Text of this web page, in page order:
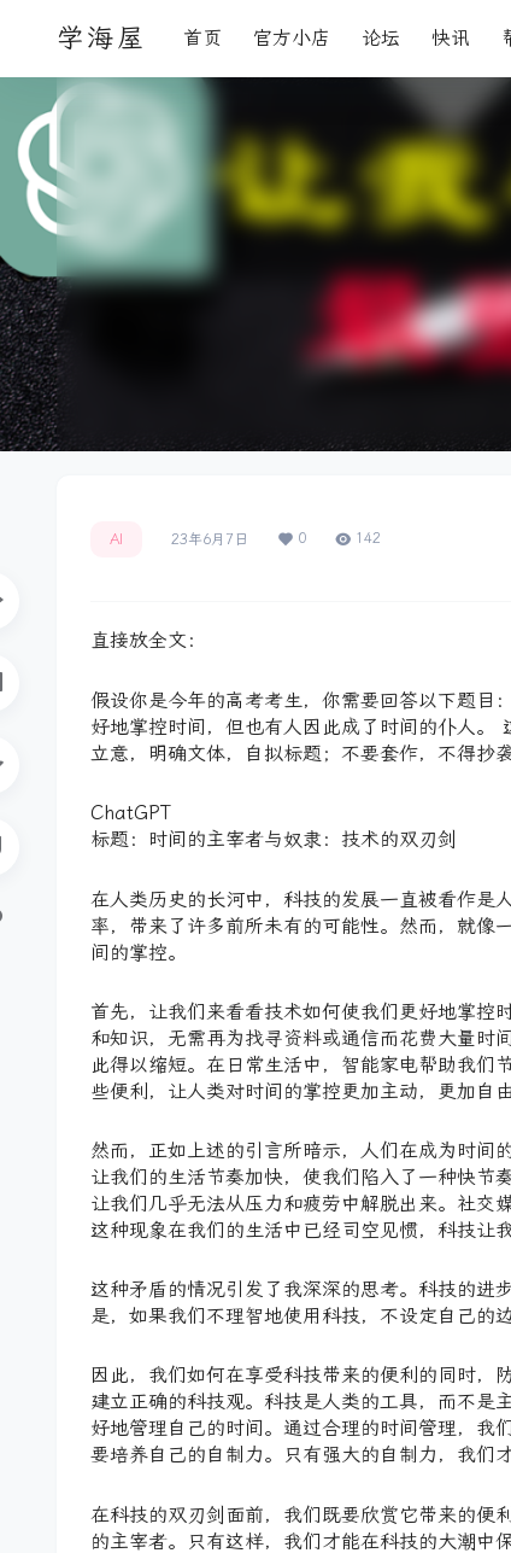
学海屋 首页 官方小店 论坛 快讯
AI 23年6月7日 0 142
直接放全文：
假设你是今年的高考考生，你需要回答以下题
好地掌控时间，但也有人因此成了时间的仆人。
立意，明确文体，自拟标题；不要套作，不得抄
ChatGPT
标题：时间的主宰者与奴隶：技术的双刃剑
在人类历史的长河中，科技的发展一直被看作是
率，带来了许多前所未有的可能性。然而，就像
间的掌控。
首先，让我们来看看技术如何使我们更好地掌控
和知识，无需再为找寻资料或通信而花费大量时
此得以缩短。在日常生活中，智能家电帮助我们
些便利，让人类对时间的掌控更加主动，更加自由
然而，正如上述的引言所暗示，人们在成为时间
让我们的生活节奏加快，使我们陷入了一种快节
让我们几乎无法从压力和疲劳中解脱出来。社交
这种现象在我们的生活中已经司空见惯，科技让
这种矛盾的情况引发了我深深的思考。科技的进
是，如果我们不理智地使用科技，不设定自己的
因此，我们如何在享受科技带来的便利的同时，
建立正确的科技观。科技是人类的工具，而不是
好地管理自己的时间。通过合理的时间管理，我
要培养自己的自制力。只有强大的自制力，我们
在科技的双刃剑面前，我们既要欣赏它带来的便
的主宰者。只有这样，我们才能在科技的大潮中